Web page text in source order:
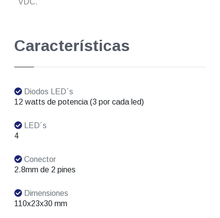
VDC.
Características
Diodos LED´s
12 watts de potencia (3 por cada led)
LED´s
4
Conector
2.8mm de 2 pines
Dimensiones
110x23x30 mm